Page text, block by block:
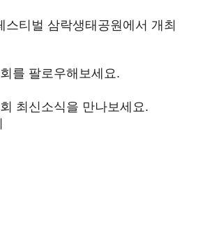
스티벌 삼락생태공원에서 개최
를 팔로우해보세요.
최신소식을 만나보세요.